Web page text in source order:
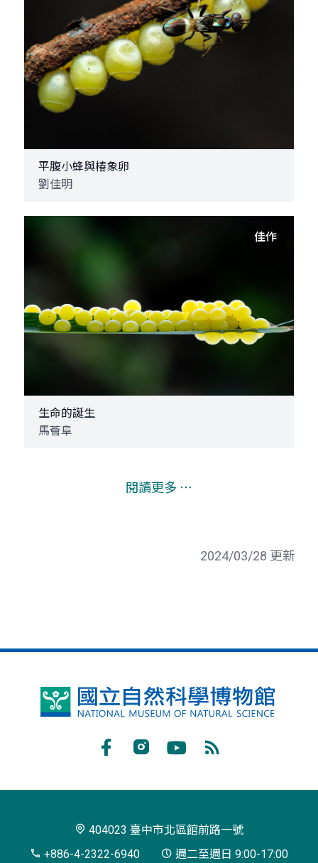
平腹小蜂與椿象卵
劉佳明
佳作
生命的誕生
馬薈阜
閱讀更多 ⋯
2024/03/28 更新
國
博
閱
404023 臺中市北區館前路一號
+886-4-2322-6940
週二至週日 9:00-17:00